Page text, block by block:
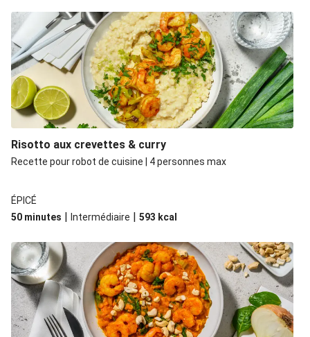
Risotto aux crevettes & curry
Recette pour robot de cuisine | 4 personnes max
ÉPICÉ
50 minutes | Intermédiaire | 593 kcal